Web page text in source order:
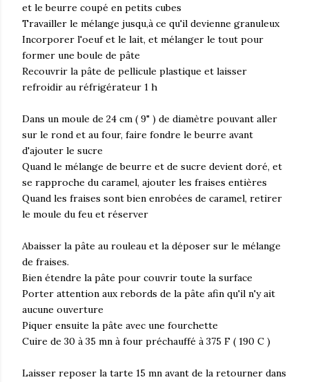
et le beurre coupé en petits cubes
Travailler le mélange jusqu,à ce qu'il devienne granuleux
Incorporer l'oeuf et le lait, et mélanger le tout pour
former une boule de pâte
Recouvrir la pâte de pellicule plastique et laisser
refroidir au réfrigérateur 1 h
Dans un moule de 24 cm ( 9" ) de diamètre pouvant aller
sur le rond et au four, faire fondre le beurre avant
d'ajouter le sucre
Quand le mélange de beurre et de sucre devient doré, et
se rapproche du caramel, ajouter les fraises entières
Quand les fraises sont bien enrobées de caramel, retirer
le moule du feu et réserver
Abaisser la pâte au rouleau et la déposer sur le mélange
de fraises.
Bien étendre la pâte pour couvrir toute la surface
Porter attention aux rebords de la pâte afin qu'il n'y ait
aucune ouverture
Piquer ensuite la pâte avec une fourchette
Cuire de 30 à 35 mn à four préchauffé à 375 F ( 190 C )
Laisser reposer la tarte 15 mn avant de la retourner dans